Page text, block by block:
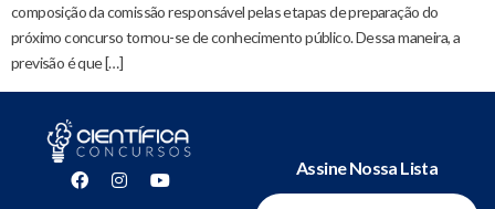
composição da comissão responsável pelas etapas de preparação do
próximo concurso tornou-se de conhecimento público. Dessa maneira, a
previsão é que […]
Assine Nossa Lista